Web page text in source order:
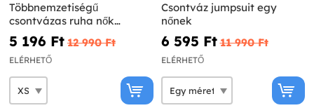
Többnemzetiségű
csontvázas ruha nők
számára
5 196 Ft‎ 12 990 Ft‎
ELÉRHETŐ
Csontváz jumpsuit egy
nőnek
6 595 Ft‎ 11 990 Ft‎
ELÉRHETŐ